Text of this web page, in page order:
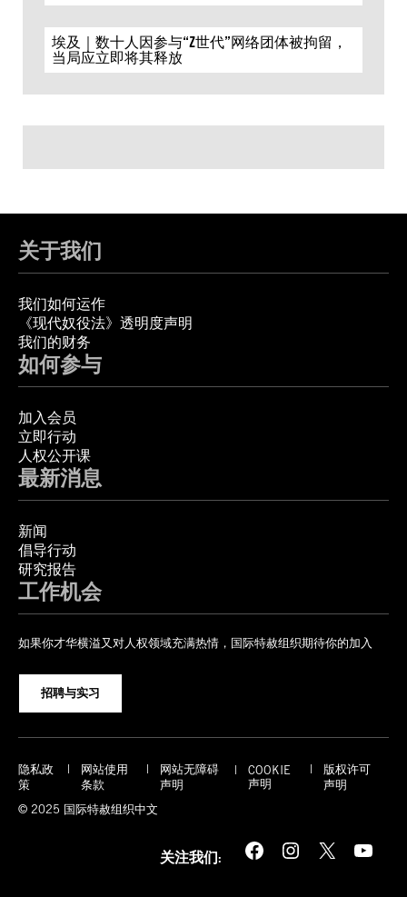
埃及｜数十人因参与“Z世代”网络团体被拘留，
当局应立即将其释放
关于我们
我们如何运作
《现代奴役法》透明度声明
我们的财务
如何参与
加入会员
立即行动
人权公开课
最新消息
新闻
倡导行动
研究报告
工作机会
如果你才华横溢又对人权领域充满热情，国际特赦组织期待你的加入
招聘与实习
隐私政
策
网站使用
条款
网站无障碍
声明
COOKIE
声明
版权许可
声明
© 2025 国际特赦组织中文
关注我们: Facebook Instagram X YouTube